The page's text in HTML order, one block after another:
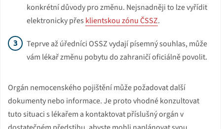
konkrétní důvody pro změnu. Nejsnadněji to lze vyřídit
elektronicky přes klientskou zónu ČSSZ.
Teprve až úředníci OSSZ vydají písemný souhlas, může
vám lékař změnu pobytu do zahraničí oficiálně povolit.
Orgán nemocenského pojištění může požadovat další
dokumenty nebo informace. Je proto vhodné konzultovat
tuto situaci s lékařem a kontaktovat příslušný orgán v